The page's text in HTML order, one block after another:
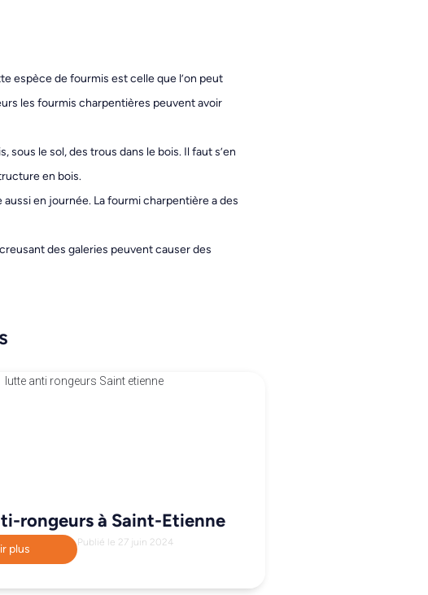
espèce de fourmis est celle que l’on peut
les fourmis charpentières peuvent avoir
le sol, des trous dans le bois. Il faut s’en
en bois.
en journée. La fourmi charpentière a des
des galeries peuvent causer des
rongeurs à Saint-Etienne
plus Publié le 27 juin 2024